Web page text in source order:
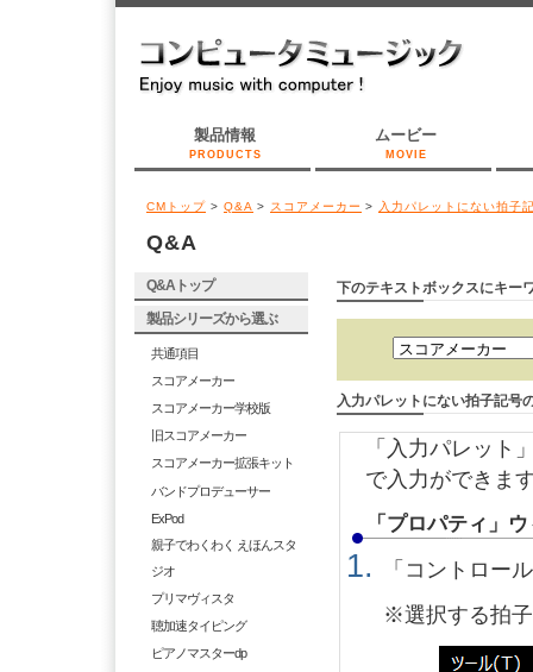
製品情報
PRODUCTS
ムービー
MOVIE
CMトップ > Q&A > スコアメーカー > 入力パレットにない拍子
Q&A
Q&Aトップ
製品シリーズから選ぶ
共通項目
スコアメーカー
スコアメーカー学校版
旧スコアメーカー
スコアメーカー拡張キット
バンドプロデューサー
ExPod
親子でわくわく えほんスタ
ジオ
プリマヴィスタ
聴加速タイピング
ピアノマスターdp
下のテキストボックスにキー
入力パレットにない拍子記号
「入力パレット
で入力ができま
「プロパティ」
「コントロー
※選択する拍